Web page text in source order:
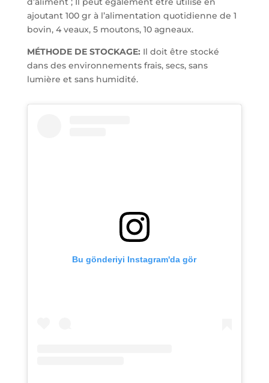
ajoutant 100 gr à l’alimentation quotidienne de 1
bovin, 4 veaux, 5 moutons, 10 agneaux.
MÉTHODE DE STOCKAGE: Il doit être stocké
dans des environnements frais, secs, sans
lumière et sans humidité.
Bu gönderiyi Instagram'da gör